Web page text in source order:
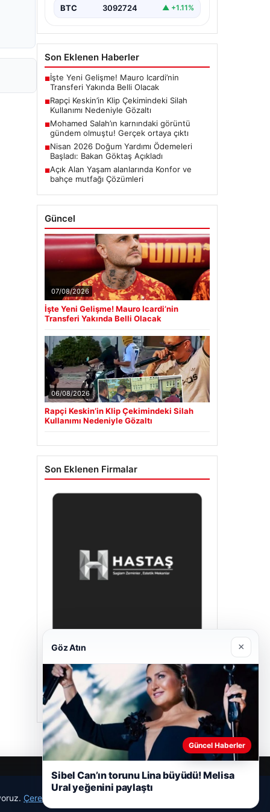
BTC 3092724 ▲ +1.11%
Son Eklenen Haberler
■İşte Yeni Gelişme! Mauro Icardi’nin
Transferi Yakında Belli Olacak
■Rapçi Keskin’in Klip Çekimindeki Silah
Kullanımı Nedeniyle Gözaltı
■Mohamed Salah’ın karnındaki görüntü
gündem olmuştu! Gerçek ortaya çıktı
■Nisan 2026 Doğum Yardımı Ödemeleri
Başladı: Bakan Göktaş Açıkladı
■Açık Alan Yaşam alanlarında Konfor ve
bahçe mutfağı Çözümleri
Güncel
07/08/2026
İşte Yeni Gelişme! Mauro Icardi’nin
Transferi Yakında Belli Olacak
06/08/2026
Rapçi Keskin’in Klip Çekimindeki Silah
Kullanımı Nedeniyle Gözaltı
Son Eklenen Firmalar
Hastaş Beton
26/05/2026
Çerez Politikamız
Göz Atın ×
Güncel Haberler
Sibel Can’ın torunu Lina büyüdü! Melisa
Ural yeğenini paylaştı